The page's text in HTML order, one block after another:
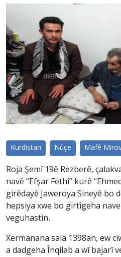
Kurdistan Nûçe Mafê
Roja Şemî 19ê Rezberê,
navê “Efşar Fethî” kurê
girêdayê Jaweroya Sineyê bo
hepsiya xwe bo girtîgeha
veguhastin.
Xermanana sala 1398an, ew
a dadgeha Înqilab a wî bajarî